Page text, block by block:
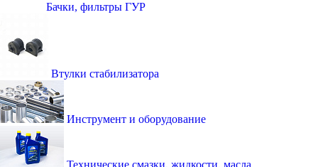
Бачки, фильтры ГУР
Втулки стабилизатора
Инструмент и оборудование
Технические смазки, жидкости, масла